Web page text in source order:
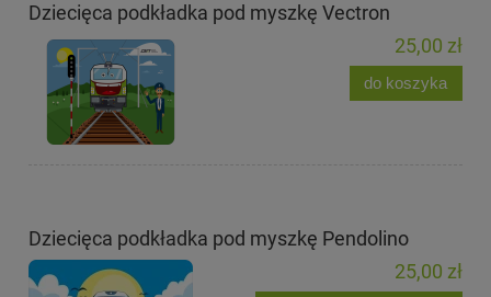
Dziecięca podkładka pod myszkę Vectron
25,00 zł
do koszyka
Dziecięca podkładka pod myszkę Pendolino
25,00 zł